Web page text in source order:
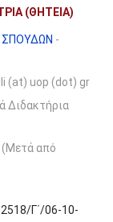
(ΘΗΤΕΙΑ)
-
(at) uop (dot) gr
Διδακτήρια
(Μετά από
Γ΄/06-10-